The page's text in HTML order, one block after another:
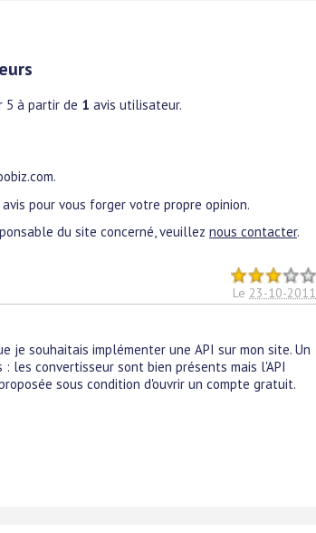
5 à partir de 1 avis utilisateur.
pour vous forger votre propre opinion.
du site concerné, veuillez nous contacter.
Le 23-10-2011
souhaitais implémenter une API sur mon site. Un
convertisseur sont bien présents mais l'API
sous condition d'ouvrir un compte gratuit.